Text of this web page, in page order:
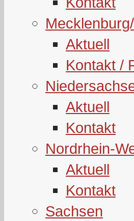
Aktuell
Kontakt /
Aktuell
Kontakt
Nordrhein-
Aktuell
Kontakt
Sachsen